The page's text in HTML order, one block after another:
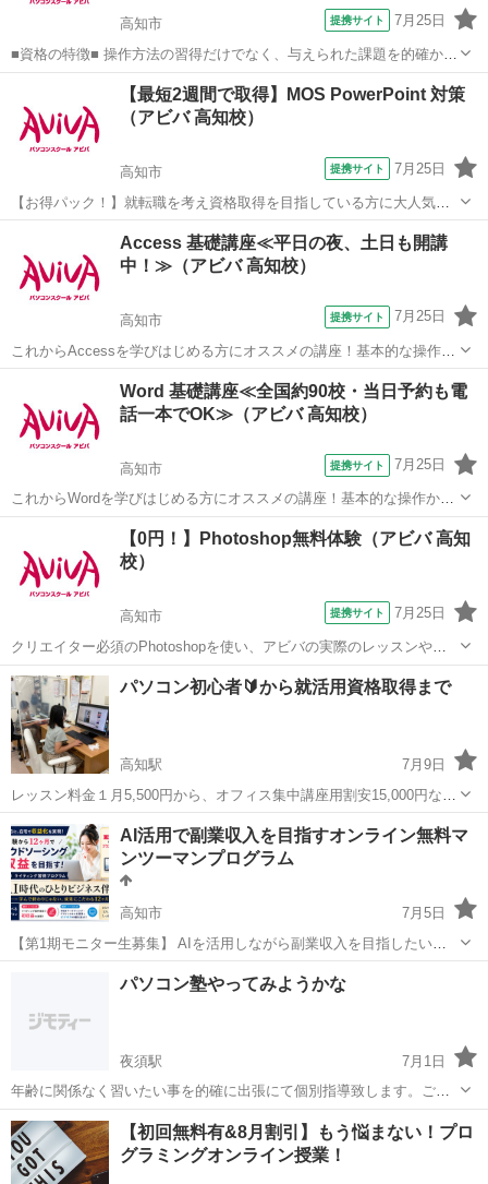
高知市 提携サイト 7月25日
■資格の特徴■ 操作方法の習得だけでなく、与えられた課題を的確かつ
スムーズに行う力が試されることが特長です。実践的なスキルを身に
つけることができるため、多くの方が受験されています。 ■講座の特
徴■ Photoshopクリエ...
Webデザイナー
【最短2週間で取得】MOS PowerPoint 対策
（アビバ 高知校）
高知市 提携サイト 7月25日
【お得パック！】就転職を考え資格取得を目指している方に大人気の
MOS PowerPointを短期集中で目指す検定対策の講座です。新規お問い
合わせ頂いた方限定でリーズナブルな受講料で学べる人気講座です！
パワーポイント
Access 基礎講座≪平日の夜、土日も開講
中！≫（アビバ 高知校）
高知市 提携サイト 7月25日
これからAccessを学びはじめる方にオススメの講座！基本的な操作か
らリレーションシップなど、データベース管理ソフトであるAccessの
醍醐味を学ぶ事ができる講座です。 ■学習内容■ 基本操作・テーブ
ル・クエリ・フォーム...
アクセス
Word 基礎講座≪全国約90校・当日予約も電
話一本でOK≫（アビバ 高知校）
高知市 提携サイト 7月25日
これからWordを学びはじめる方にオススメの講座！基本的な操作から
ビジネス文書作成、印刷方法の設定など文書作成ソフトであるWordの
醍醐味を学ぶ事ができる講座です。 ■学習内容■ 基本操作・文章の入
力・ページ構成・基本的...
ワード
【0円！】Photoshop無料体験（アビバ 高知
校）
高知市 提携サイト 7月25日
クリエイター必須のPhotoshopを使い、アビバの実際のレッスンや教
室の雰囲気を無料で体験♪ 暗めの失敗写真に補正をかけて元通りにし
たり、複数写真を組み合わせ合成写真を作る体験など、あなたに合っ
たメニューで体験していただけます！
高知 高知市
パソコン初心者🔰から就活用資格取得まで
高知駅
7月9日
レッスン料金１月5,500円から、オフィス集中講座用割安15,000円な
ど。 電話☎️088-879-6695 HP: https://pcclub-
runrun.com/__HPB_Recycled/index.html
高知 高知市 高知駅 パソコン 初心者
AI活用で副業収入を目指すオンライン無料マ
ンツーマンプログラム
高知市
7月5日
【第1期モニター生募集】 AIを活用しながら副業収入を目指したい方
を募集しています。 副業を始めたい方で、 「何から始めればいいかわ Webデザイナー WEB
パソコン塾やってみようかな
夜須駅
7月1日
年齢に関係なく習いたい事を的確に出張にて個別指導致します。ご年
配の方が近所で困ってよく相談を受ける経験から 当面の間、月、水、
日曜日にそれぞれ最大２時間までの対応です。（１時間なら２人、２
時間なら１人） 家に来てもらう...
高知 香南市 夜須駅 Windows総合 近所
【初回無料有&8月割引】もう悩まない！プロ
グラミングオンライン授業！